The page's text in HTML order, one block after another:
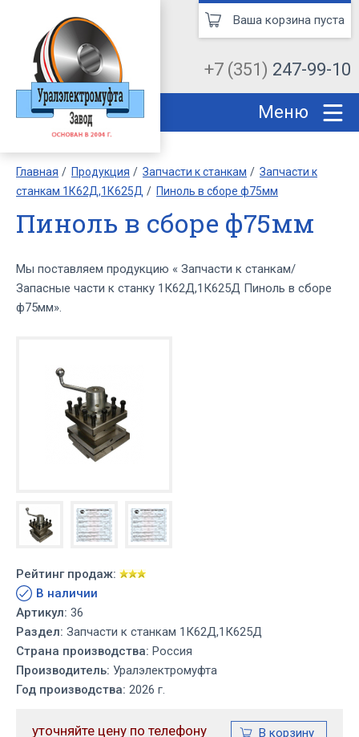
+7 (351) 247-99-10
Ваша корзина пуста
Меню
Главная Продукция Запчасти к станкам
Запчасти к
станкам 1К62Д,1К625Д
Пиноль в сборе ф75мм
Пиноль в сборе ф75мм
Мы поставляем продукцию « Запчасти к станкам/
Запасные части к станку 1К62Д,1К625Д Пиноль в сборе
ф75мм».
Рейтинг продаж:
В наличии
Артикул: 36
Раздел: Запчасти к станкам 1К62Д,1К625Д
Страна производства: Россия
Производитель: Уралэлектромуфта
Год производства: 2026 г.
уточняйте цену по телефону